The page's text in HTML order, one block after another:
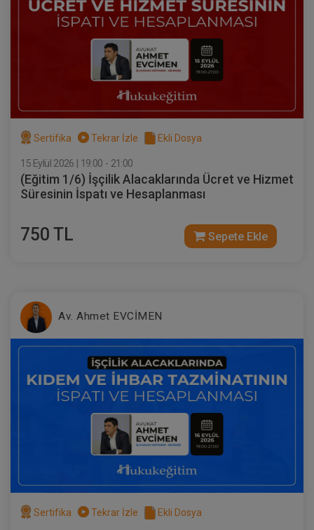
Tekrar İzle
VII. TİCARET HUKUKU KONGRESİ (Erken
Kayıt İndirimli)
480
1000 TL Sepete Ekle
Sertifika Tekrar İzle Ekli Dosya
15 Eylül 2026 | 19:00 - 21:00
(Eğitim 1/6) İşçilik Alacaklarında Ücret ve Hizmet
Süresinin İspatı ve Hesaplanması
750 TL Sepete Ekle
Av. Ahmet EVCİMEN
Sertifika Tekrar İzle Ekli Dosya